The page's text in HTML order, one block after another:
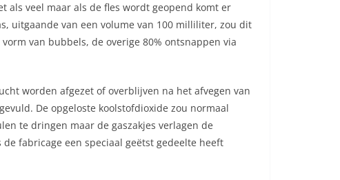
als veel maar als de fles wordt geopend komt er
uitgaande van een volume van 100 milliliter, zou dit
van bubbels, de overige 80% ontsnappen via
worden afgezet of overblijven na het afvegen van
De opgeloste koolstofdioxide zou normaal
te dringen maar de gaszakjes verlagen de
fabricage een speciaal geëtst gedeelte heeft